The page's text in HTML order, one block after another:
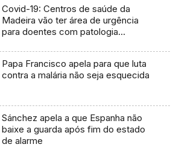
Covid-19: Centros de saúde da
Madeira vão ter área de urgência
para doentes com patologia
Papa Francisco apela para que luta
contra a malária não seja esquecida
Sánchez apela a que Espanha não
baixe a guarda após fim do estado
de alarme